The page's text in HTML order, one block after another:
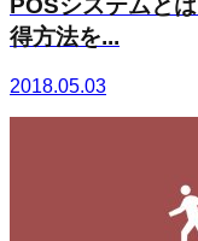
POSシステムと
得方法を...
2018.05.03